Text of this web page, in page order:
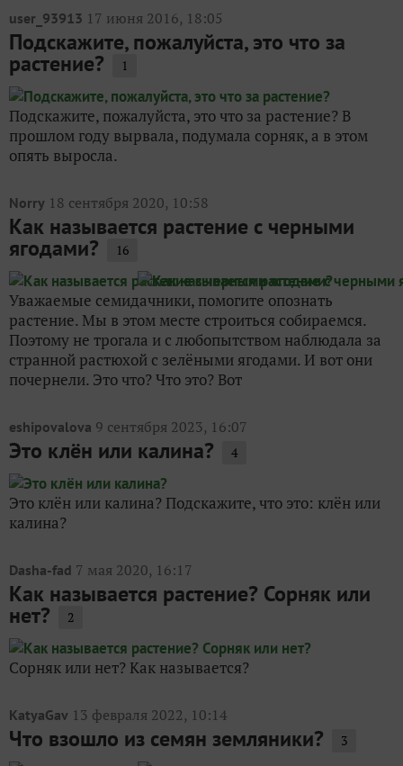
user_93913 17 июня 2016, 18:05
Подскажите, пожалуйста, это что за
растение? 1
Подскажите, пожалуйста, это что за растение? В
прошлом году вырвала, подумала сорняк, а в этом
опять выросла.
Norry 18 сентября 2020, 10:58
Как называется растение с черными
ягодами? 16
Уважаемые семидачники, помогите опознать
растение. Мы в этом месте строиться собираемся.
Поэтому не трогала и с любопытством наблюдала за
странной растюхой с зелёными ягодами. И вот они
почернели. Это что? Что это? Вот
eshipovalova 9 сентября 2023, 16:07
Это клён или калина? 4
Это клён или калина? Подскажите, что это: клён или
калина?
Dasha-fad 7 мая 2020, 16:17
Как называется растение? Сорняк или
нет? 2
Сорняк или нет? Как называется?
KatyaGav 13 февраля 2022, 10:14
Что взошло из семян земляники? 3